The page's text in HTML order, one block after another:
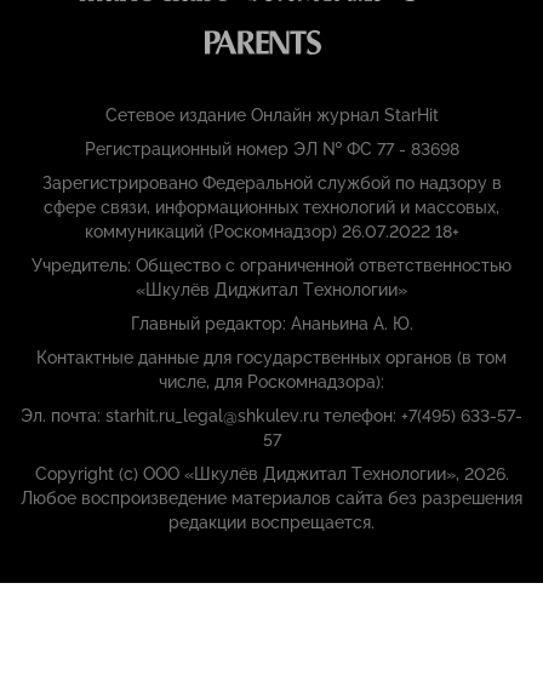
Сетевое издание Онлайн журнал StarHit
Регистрационный номер ЭЛ № ФС 77 - 83698
Зарегистрировано Федеральной службой по надзору в
сфере связи, информационных технологий и массовых,
коммуникаций (Роскомнадзор) 26.07.2022 18+
Учредитель: Общество с ограниченной ответственностью
«Шкулёв Диджитал Технологии»
Главный редактор: Ананьина А. Ю.
Контактные данные для государственных органов (в том
числе, для Роскомнадзора):
Эл. почта: starhit.ru_legal@shkulev.ru телефон: +7(495) 633-57-
57
Copyright (с) ООО «Шкулёв Диджитал Технологии», 2026.
Любое воспроизведение материалов сайта без разрешения
редакции воспрещается.